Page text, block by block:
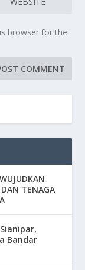
browser for the
TENAGA
Bandar